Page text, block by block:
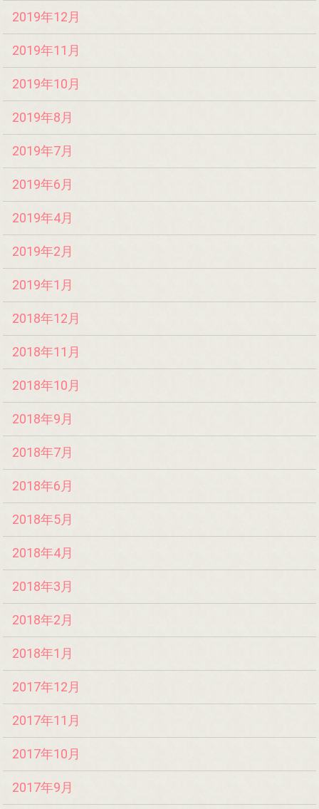
2019年12月
2019年11月
2019年10月
2019年8月
2019年7月
2019年6月
2019年4月
2019年2月
2019年1月
2018年12月
2018年11月
2018年10月
2018年9月
2018年7月
2018年6月
2018年5月
2018年4月
2018年3月
2018年2月
2018年1月
2017年12月
2017年11月
2017年10月
2017年9月